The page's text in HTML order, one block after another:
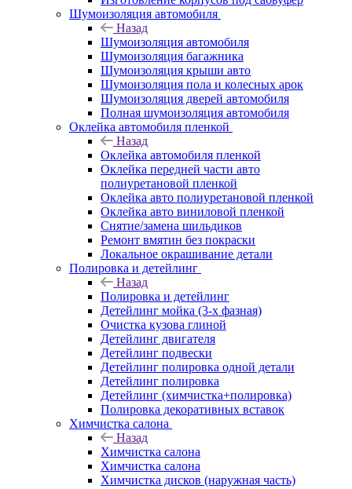
Шумоизоляция автомобиля
Назад
Шумоизоляция автомобиля
Шумоизоляция багажника
Шумоизоляция крыши авто
Шумоизоляция пола и колесных арок
Шумоизоляция дверей автомобиля
Полная шумоизоляция автомобиля
Оклейка автомобиля пленкой
Назад
Оклейка автомобиля пленкой
Оклейка передней части авто
полиуретановой пленкой
Оклейка авто полиуретановой пленкой
Оклейка авто виниловой пленкой
Снятие/замена шильдиков
Ремонт вмятин без покраски
Локальное окрашивание детали
Полировка и детейлинг
Назад
Полировка и детейлинг
Детейлинг мойка (3-х фазная)
Очистка кузова глиной
Детейлинг двигателя
Детейлинг подвески
Детейлинг полировка одной детали
Детейлинг полировка
Детейлинг (химчистка+полировка)
Полировка декоративных вставок
Химчистка салона
Назад
Химчистка салона
Химчистка салона
Химчистка дисков (наружная часть)